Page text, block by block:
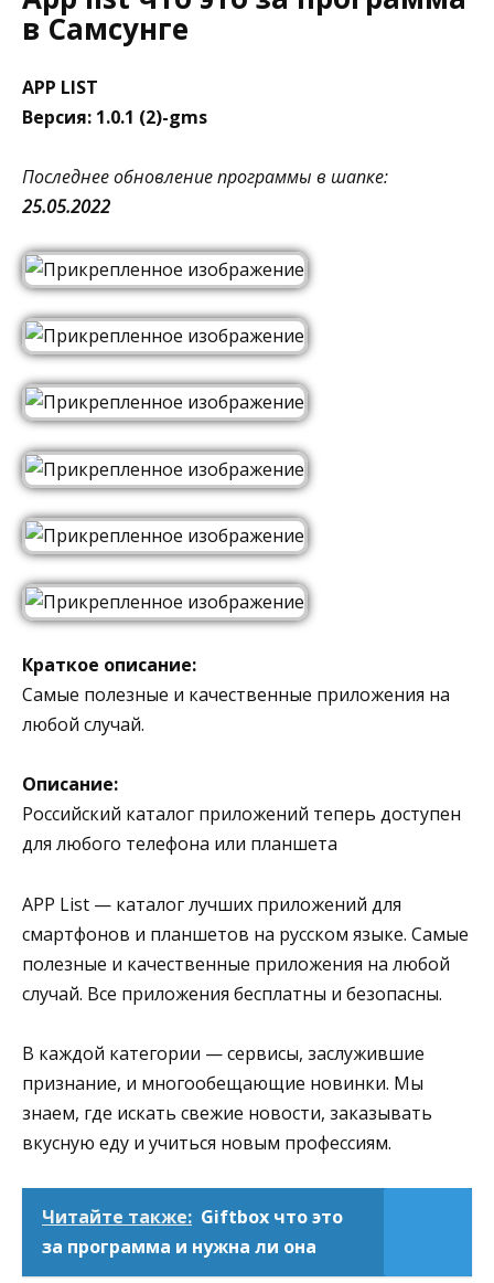
в Самсунге
APP LIST
Версия: 1.0.1 (2)-gms
Последнее обновление программы в шапке:
25.05.2022
Краткое описание:
Самые полезные и качественные приложения на
любой случай.
Описание:
Российский каталог приложений теперь доступен
для любого телефона или планшета
APP List — каталог лучших приложений для
смартфонов и планшетов на русском языке. Самые
полезные и качественные приложения на любой
случай. Все приложения бесплатны и безопасны.
В каждой категории — сервисы, заслужившие
признание, и многообещающие новинки. Мы
знаем, где искать свежие новости, заказывать
вкусную еду и учиться новым профессиям.
Читайте также: Giftbox что это
за программа и нужна ли она